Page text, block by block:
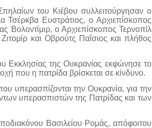
του Κιέβου συλλειτούργησαν ο
Τσέρκβα Ευστράτιος, ο Αρχιεπίσκοπος
Βολοντίμιρ, ο Αρχιεπίσκοπος Τερνοπίλ
και Οβρούτς Παΐσιος και πλήθος
Εκκλησίας της Ουκρανίας εκφώνησε το
που η πατρίδα βρίσκεται σε κίνδυνο.
υπερασπίζονται την Ουκρανία, για την
υπερασπιστών της Πατρίδας και των
Βασιλείου Ρομάς, απόφοιτου